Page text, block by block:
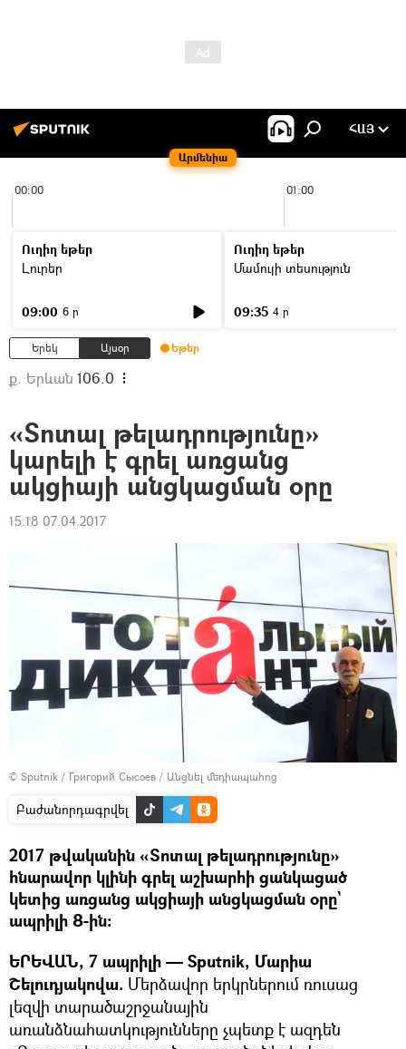
Արմենիա
ՀԱՅ
00:00 01:00
Ուղիղ եթեր
Լուրեր
09:00 6 ր
Ուղիղ եթեր
Մամուլի տեսություն
09:35 4 ր
Երեկ Այսօր Եթեր
ք. Երևան 106.0
«Տոտալ թելադրությունը»
կարելի է գրել առցանց
ակցիայի անցկացման օրը
15:18 07.04.2017
© Sputnik / Григорий Сысоев / Անցնել մեդիապահոց
Բաժանորդագրվել
2017 թվականին «Տոտալ թելադրությունը»
հնարավոր կլինի գրել աշխարհի ցանկացած
կետից առցանց ակցիայի անցկացման օրը`
ապրիլի 8-ին։
ԵՐԵՎԱՆ, 7 ապրիլի — Sputnik, Մարիա
Շելուդյակովա. Մերձավոր երկրներում ռուսաց
լեզվի տարածաշրջանային
առանձնահատկությունները չպետք է ազդեն